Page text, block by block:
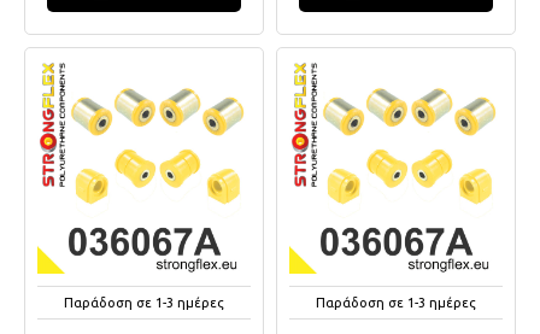
Παράδοση σε 1-3 ημέρες Παράδοση σε 1-3 ημέρες